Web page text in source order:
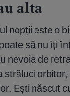
alta
nopții este o
să nu îți
nevoia de
străluci
Ești născut